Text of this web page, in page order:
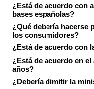
¿Está de acuerdo con
bases españolas?
¿Qué debería hacerse
los consumidores?
¿Está de acuerdo con
¿Está de acuerdo en
años?
¿Debería dimitir la